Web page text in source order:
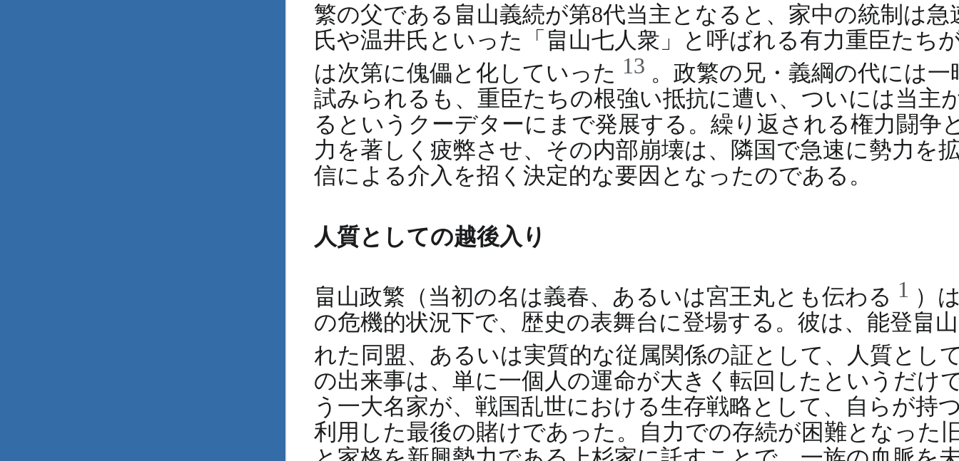
繁の父である畠山義続が第8代当主となると、家中の統制は
氏や温井氏といった「畠山七人衆」と呼ばれる有力重臣たち
は次第に傀儡と化していった 13 。政繁の兄・義綱の代には
試みられるも、重臣たちの根強い抵抗に遭い、ついには当主
るというクーデターにまで発展する。繰り返される権力闘争
力を著しく疲弊させ、その内部崩壊は、隣国で急速に勢力を
信による介入を招く決定的な要因となったのである。
人質としての越後入り
畠山政繁（当初の名は義春、あるいは宮王丸とも伝わる 1 ）
の危機的状況下で、歴史の表舞台に登場する。彼は、能登畠
れた同盟、あるいは実質的な従属関係の証として、人質とし
の出来事は、単に一個人の運命が大きく転回したというだけ
う一大名家が、戦国乱世における生存戦略として、自らが持
利用した最後の賭けであった。自力での存続が困難となった